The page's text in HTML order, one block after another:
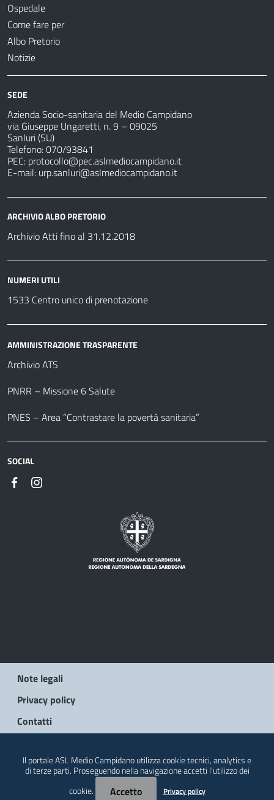
Ospedale
Come fare per
Albo Pretorio
Notizie
SEDE
Azienda Socio-sanitaria del Medio Campidano
via Giuseppe Ungaretti, n. 9 – 09025
Sanluri (SU)
Telefono: 070/93841
PEC: protocollo@pec.aslmediocampidano.it
E-mail: urp.sanluri@aslmediocampidano.it
ARCHIVIO ALBO PRETORIO
Archivio Atti fino al 31.12.2018
NUMERI UTILI
1533 Centro unico di prenotazione
AMMINISTRAZIONE TRASPARENTE
Archivio ATS
PNRR – Missione 6 Salute
PNES – Area “Contrastare la povertà sanitaria”
SOCIAL
Note legali
Privacy policy
Contatti
Il portale ASL Medio Campidano utilizza cookie tecnici, analytics e
di terze parti. Proseguendo nella navigazione accetti l’utilizzo dei
cookie.
Accetto Privacy policy